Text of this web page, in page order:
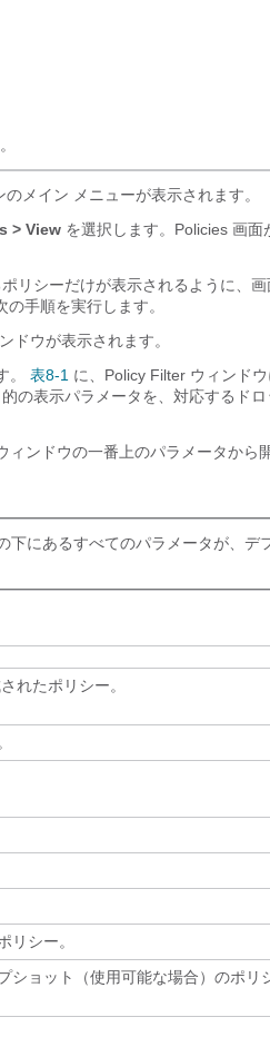
メイン メニューが表示されます。
> View を選択します。Policies 画面
リシーだけが表示されるように、画
手順を実行します。
ドウが表示されます。
表8-1 に、Policy Filter ウィンドウ
の表示パラメータを、対応するドロ
ィンドウの一番上のパラメータから
下にあるすべてのパラメータが、デ
れたポリシー。
リシー。
ショット（使用可能な場合）のポリ